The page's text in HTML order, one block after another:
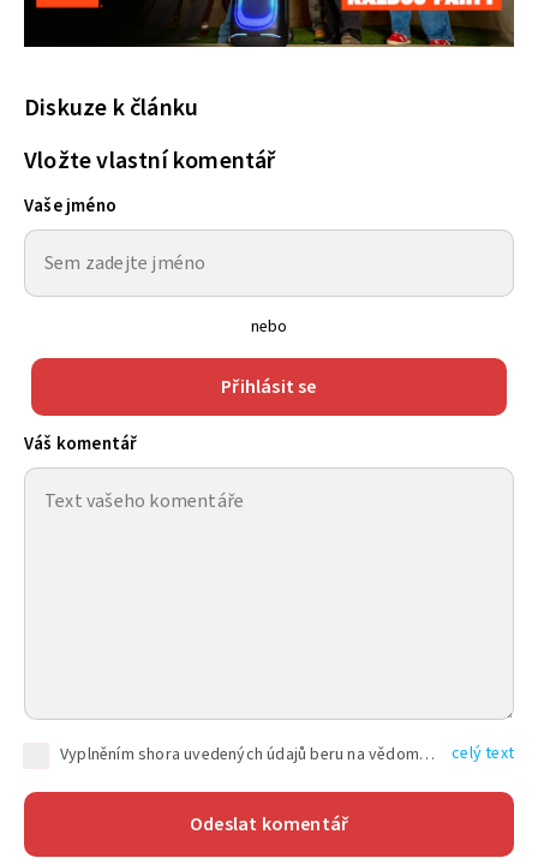
Diskuze k článku
Vložte vlastní komentář
Vaše jméno
nebo
Přihlásit se
Váš komentář
Vyplněním shora uvedených údajů beru na vědomí, že společnost TEXT FACTORY s.r.o., sídlem Brno, Durďákova 336/29, Černá Pole, PSČ: 613 00, IČ: 06157831, zapsané u Krajského soudu v Brně, oddíl C, vložka 100399, bude zpracovávat mé osobní údaje uvedené v rámci mnou vyplněného registračního formuláře na základě oprávněných zájmů TEXT FACTORY s.r.o. dle čl. 6 odst. 1 písm. f) GDPR a pro splnění právních povinností (čl. 6 odst. 1 písm. c) GDPR), a to pro tyto účely: nezbytnost zajistit oprávnění návštěvníka webových stránek provozovaných společností TEXT FACTORY s.r.o. přispívat aktivně ke zveřejněným článkům nebo v rámci diskusních fór a výkon práv TEXT FACTORY s.r.o. jako administrátora těchto diskusních fór. Více informací o zpracování osobních údajů a právech lze nalézt v celý text